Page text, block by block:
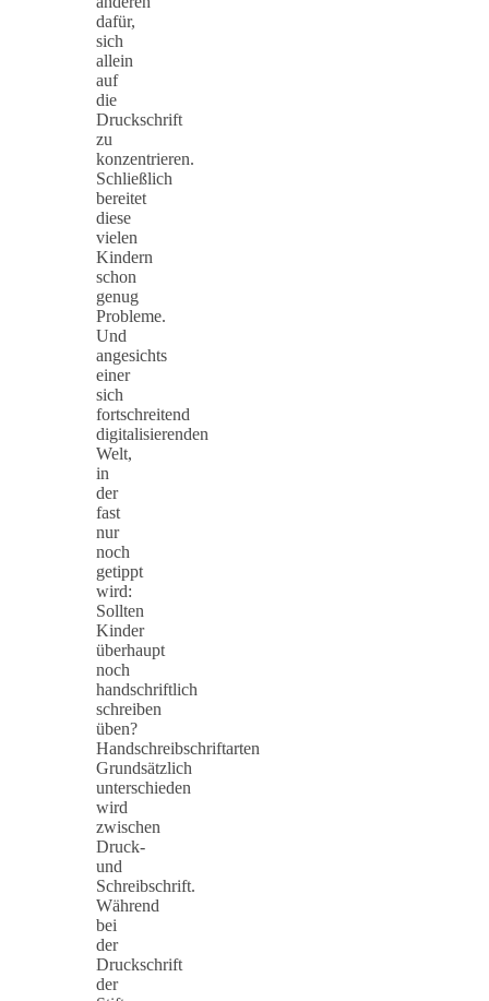
dafür,
sich
allein
auf
die
Druckschrift
zu
konzentrieren.
Schließlich
bereitet
diese
vielen
Kindern
schon
genug
Probleme.
Und
angesichts
einer
sich
fortschreitend
digitalisierenden
Welt,
in
der
fast
nur
noch
getippt
wird:
Sollten
Kinder
überhaupt
noch
handschriftlich
schreiben
üben?
Handschreibschriftarten
Grundsätzlich
unterschieden
wird
zwischen
Druck-
und
Schreibschrift.
Während
bei
der
Druckschrift
der